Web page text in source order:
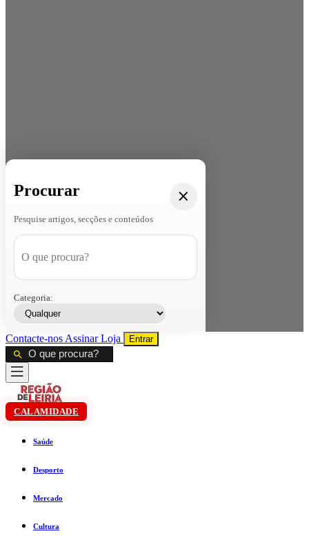
Procurar
Pesquise artigos, secções e conteúdos
Categoria:
Contacte-nos AssinarLoja Entrar
CALAMIDADE
Saúde
Desporto
Mercado
Cultura